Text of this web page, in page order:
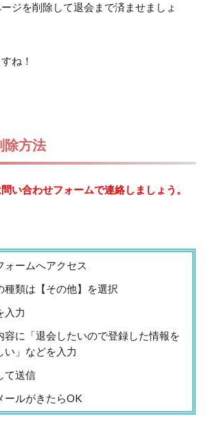
ジを削除して退会まで済ませましょ
ね！
除方法
い合わせフォームで連絡しましょう。
ォームへアクセス
種類は【その他】を選択
入力
容に「退会したいので登録した情報を
い」などを入力
て送信
ールがきたらOK